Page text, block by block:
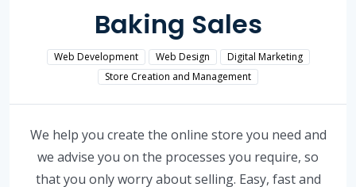
Baking Sales
Web Development Web Design
Digital Marketing
Store Creation and Management
We help you create the online store you need and
we advise you on the processes you require, so
that you only worry about selling. Easy, fast and